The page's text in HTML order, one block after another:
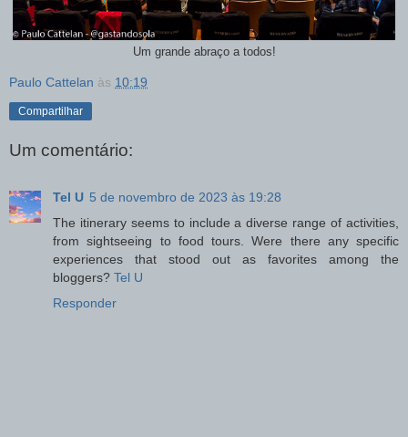
Um grande abraço a todos!
Paulo Cattelan às 10:19
Compartilhar
Um comentário:
Tel U 5 de novembro de 2023 às 19:28
The itinerary seems to include a diverse range of activities,
from sightseeing to food tours. Were there any specific
experiences that stood out as favorites among the
bloggers? Tel U
Responder